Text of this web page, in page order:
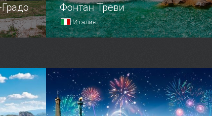
Фонтан Треви
Италия
который одновременно служит еще
и фасадом Palazzo Poli.